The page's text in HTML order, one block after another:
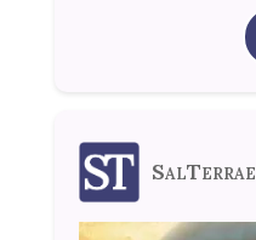
SalTerrae